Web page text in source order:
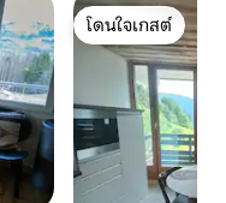
โดนใจเกสต์
โดนใจเกสต์